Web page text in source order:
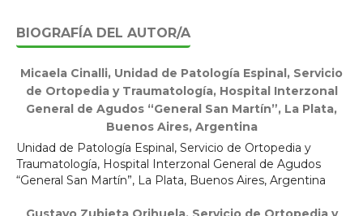
BIOGRAFÍA DEL AUTOR/A
Micaela Cinalli, Unidad de Patología Espinal, Servicio
de Ortopedia y Traumatología, Hospital Interzonal
General de Agudos “General San Martín”, La Plata,
Buenos Aires, Argentina
Unidad de Patología Espinal, Servicio de Ortopedia y
Traumatología, Hospital Interzonal General de Agudos
“General San Martín”, La Plata, Buenos Aires, Argentina